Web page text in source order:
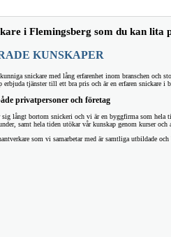
i Flemingsberg som du kan lita
KUNSKAPER
kunniga snickare med lång erfarenhet inom branschen
erbjuda tjänster till ett bra pris och är en erfaren snickare i
privatpersoner och företag
sig långt bortom snickeri och vi är en byggfirma som hela
samt hela tiden utökar vår kunskap genom kurser och
som vi samarbetar med är samtliga utbildade